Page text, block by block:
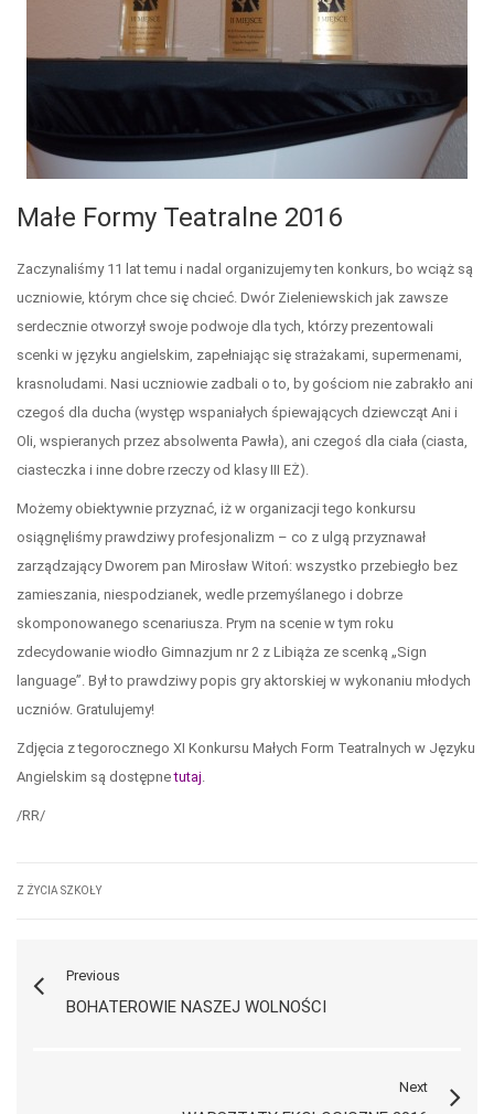
Małe Formy Teatralne 2016
Zaczynaliśmy 11 lat temu i nadal organizujemy ten konkurs, bo wciąż są
uczniowie, którym chce się chcieć. Dwór Zieleniewskich jak zawsze
serdecznie otworzył swoje podwoje dla tych, którzy prezentowali
scenki w języku angielskim, zapełniając się strażakami, supermenami,
krasnoludami. Nasi uczniowie zadbali o to, by gościom nie zabrakło ani
czegoś dla ducha (występ wspaniałych śpiewających dziewcząt Ani i
Oli, wspieranych przez absolwenta Pawła), ani czegoś dla ciała (ciasta,
ciasteczka i inne dobre rzeczy od klasy III EŻ).
Możemy obiektywnie przyznać, iż w organizacji tego konkursu
osiągnęliśmy prawdziwy profesjonalizm – co z ulgą przyznawał
zarządzający Dworem pan Mirosław Witoń: wszystko przebiegło bez
zamieszania, niespodzianek, wedle przemyślanego i dobrze
skomponowanego scenariusza. Prym na scenie w tym roku
zdecydowanie wiodło Gimnazjum nr 2 z Libiąża ze scenką „Sign
language”. Był to prawdziwy popis gry aktorskiej w wykonaniu młodych
uczniów. Gratulujemy!
Zdjęcia z tegorocznego XI Konkursu Małych Form Teatralnych w Języku
Angielskim są dostępnetutaj.
/RR/
Z ŻYCIA SZKOŁY
Previous
BOHATEROWIE NASZEJ WOLNOŚCI
Next